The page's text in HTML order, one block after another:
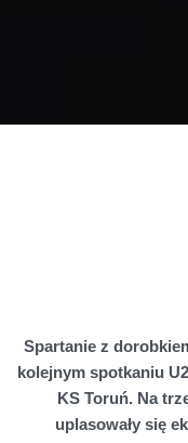
Spartanie z
kolejnym spotkaniu
KS Toruń. Na
uplasowały się